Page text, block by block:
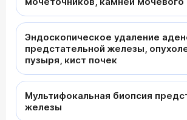
Эндоскопическое удаление
предстательной железы,
пузыря, кист почек
Мультифокальная биопсия
железы